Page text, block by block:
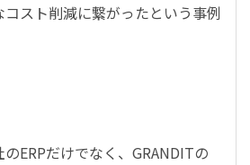
スト削減に繋がったという事例
ERPだけでなく、GRANDITの